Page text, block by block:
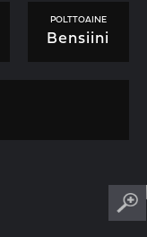
POLTTOAINE
Bensiini